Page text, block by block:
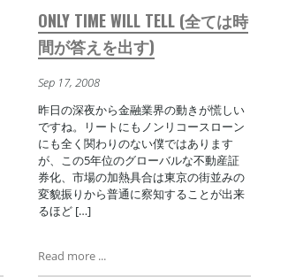
ONLY TIME WILL TELL (全ては時
間が答えを出す)
Sep 17, 2008
昨日の深夜から金融業界の動きが慌しい
ですね。リートにもノンリコースローン
にも全く関わりのない僕ではあります
が、この5年位のグローバルな不動産証
券化、市場の加熱具合は東京の街並みの
変貌振りから普通に察知することが出来
るほど […]
Read more ...